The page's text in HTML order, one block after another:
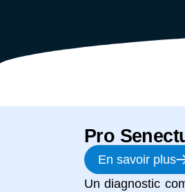
Pro
En savoir plus
Un diagnostic